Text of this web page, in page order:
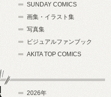
SUNDAY COMICS
画集・イラスト集
写真集
ビジュアルファンブック
AKITA TOP COMICS
2026年